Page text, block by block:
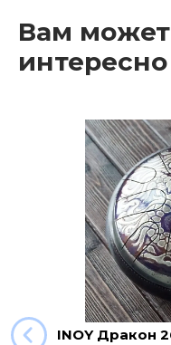
Вам
интересно
INOY Дракон